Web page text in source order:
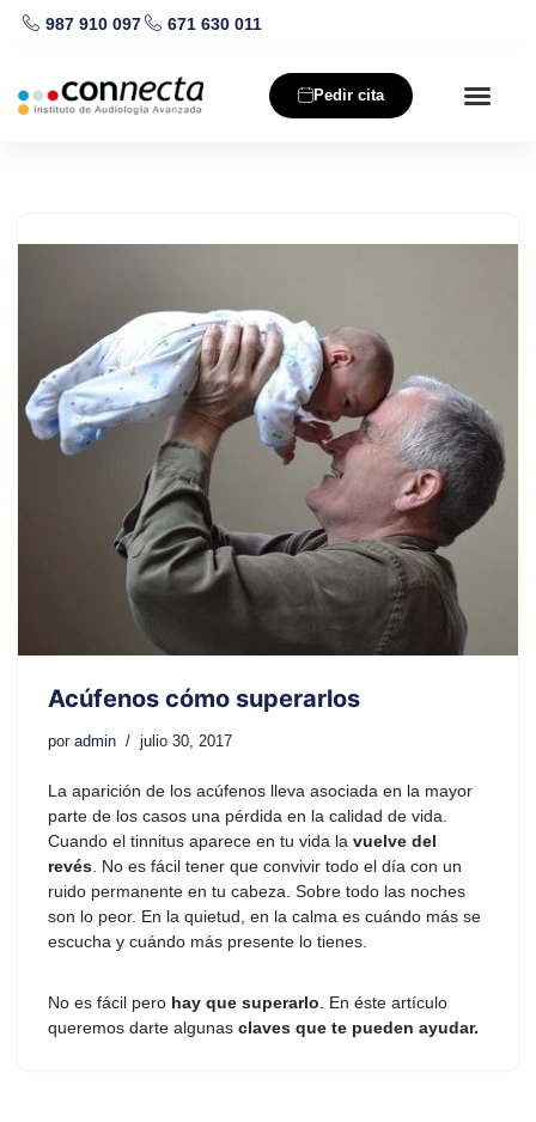
al
contenido
987 910 097 671 630 011
Pedir cita
Acúfenos cómo superarlos
por admin julio 30, 2017
La aparición de los acúfenos lleva asociada en la mayor
parte de los casos una pérdida en la calidad de vida.
Cuando el tinnitus aparece en tu vida la vuelve del
revés . No es fácil tener que convivir todo el día con un
ruido permanente en tu cabeza. Sobre todo las noches
son lo peor. En la quietud, en la calma es cuándo más se
escucha y cuándo más presente lo tienes.
No es fácil pero hay que superarlo . En éste artículo
queremos darte algunas claves que te pueden ayudar.